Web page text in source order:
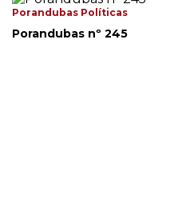
Porandubas Políticas
Porandubas nº 245